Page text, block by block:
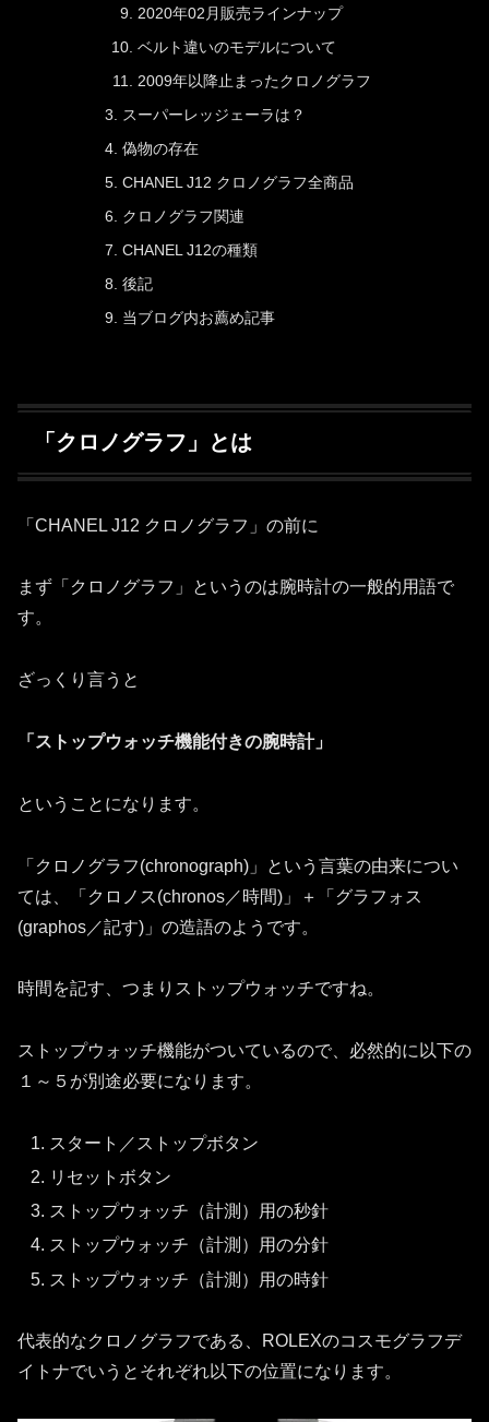
2020年02月販売ラインナップ
ベルト違いのモデルについて
2009年以降止まったクロノグラフ
スーパーレッジェーラは？
偽物の存在
CHANEL J12 クロノグラフ全商品
クロノグラフ関連
CHANEL J12の種類
後記
当ブログ内お薦め記事
「クロノグラフ」とは
「CHANEL J12 クロノグラフ」の前に
まず「クロノグラフ」というのは腕時計の一般的用語で
す。
ざっくり言うと
「ストップウォッチ機能付きの腕時計」
ということになります。
「クロノグラフ(chronograph)」という言葉の由来につい
ては、「クロノス(chronos／時間)」＋「グラフォス
(graphos／記す)」の造語のようです。
時間を記す、つまりストップウォッチですね。
ストップウォッチ機能がついているので、必然的に以下の
１～５が別途必要になります。
スタート／ストップボタン
リセットボタン
ストップウォッチ（計測）用の秒針
ストップウォッチ（計測）用の分針
ストップウォッチ（計測）用の時針
代表的なクロノグラフである、ROLEXのコスモグラフデ
イトナでいうとそれぞれ以下の位置になります。